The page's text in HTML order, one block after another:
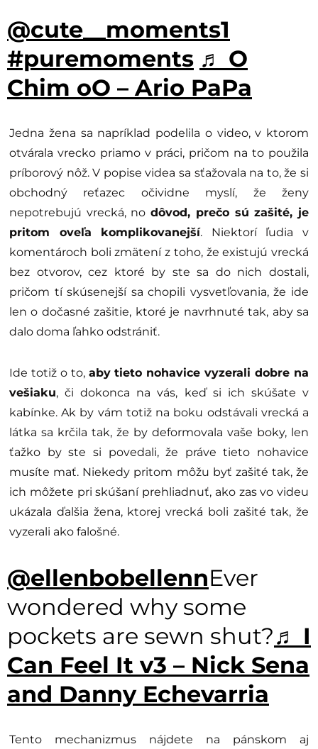
@cute__moments1
#puremoments ♬ O
Chim oO – Ario PaPa
Jedna žena sa napríklad podelila o video, v ktorom
otvárala vrecko priamo v práci, pričom na to použila
príborový nôž. V popise videa sa sťažovala na to, že si
obchodný reťazec očividne myslí, že ženy
nepotrebujú vrecká, nodôvod, prečo sú zašité, je
pritom oveľa komplikovanejší. Niektorí ľudia v
komentároch boli zmätení z toho, že existujú vrecká
bez otvorov, cez ktoré by ste sa do nich dostali,
pričom tí skúsenejší sa chopili vysvetľovania, že ide
len o dočasné zašitie, ktoré je navrhnuté tak, aby sa
dalo doma ľahko odstrániť.
Ide totiž o to, aby tieto nohavice vyzerali dobre na
vešiaku, či dokonca na vás, keď si ich skúšate v
kabínke. Ak by vám totiž na boku odstávali vrecká a
látka sa krčila tak, že by deformovala vaše boky, len
ťažko by ste si povedali, že práve tieto nohavice
musíte mať. Niekedy pritom môžu byť zašité tak, že
ich môžete pri skúšaní prehliadnuť, ako zas vo videu
ukázala ďalšia žena, ktorej vrecká boli zašité tak, že
vyzerali ako falošné.
@ellenbobellennEver
wondered why some
pockets are sewn shut?♬ I
Can Feel It v3 – Nick Sena
and Danny Echevarria
Tento mechanizmus nájdete na pánskom aj